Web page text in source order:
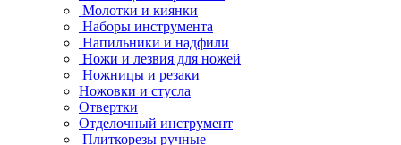
Молотки и киянки
Наборы инструмента
Напильники и надфили
Ножи и лезвия для ножей
Ножницы и резаки
Ножовки и стусла
Отвертки
Отделочный инструмент
Плиткорезы ручные